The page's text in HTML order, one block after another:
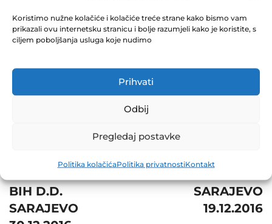
Koristimo nužne kolačiće i kolačiće treće strane kako bismo vam
prikazali ovu internetsku stranicu i bolje razumjeli kako je koristite, s
ciljem poboljšanja usluga koje nudimo
Prihvati
Odbij
Pregledaj postavke
Politika kolačićaPolitika privatnostiKontakt
0 Comments
BIH D.D.
SARAJEVO
SARAJEVO
19.12.2016